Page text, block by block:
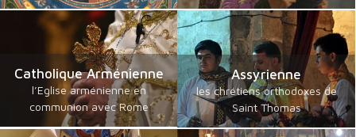
Catholique Arménienne
l’Eglise arménienne en
communion avec Rome
Assyrienne
les chrétiens orthodoxes de
Saint Thomas